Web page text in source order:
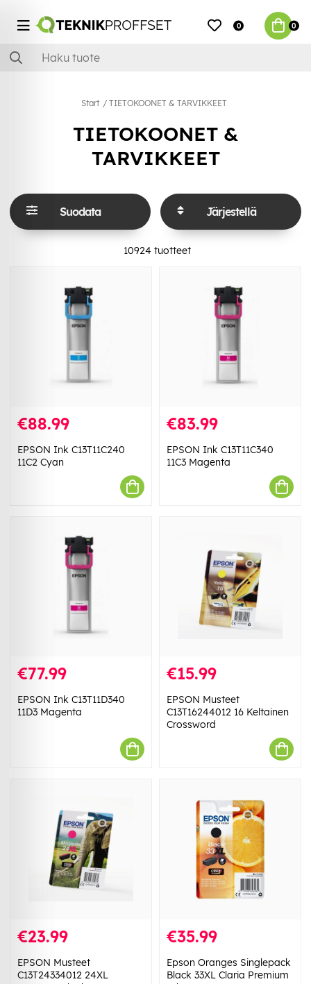
0 0
Start TIETOKOONET & TARVIKKEET
TIETOKOONET &
TARVIKKEET
Suodata Järjestellä
10924 tuotteet
€88.99
EPSON Ink C13T11C240
11C2 Cyan
€83.99
EPSON Ink C13T11C340
11C3 Magenta
€77.99
EPSON Ink C13T11D340
11D3 Magenta
€15.99
EPSON Musteet
C13T16244012 16 Keltainen
Crossword
€23.99
EPSON Musteet
C13T24334012 24XL
€35.99
Epson Oranges Singlepack
Black 33XL Claria Premium